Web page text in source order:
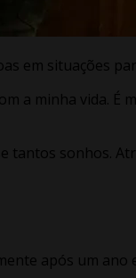
em situações
a minha vida.
tantos sonhos.
após um